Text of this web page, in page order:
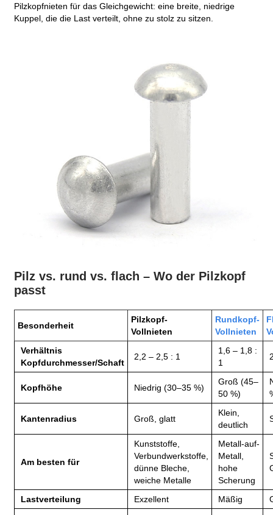
Pilzkopfnieten für das Gleichgewicht: eine breite, niedrige
Kuppel, die die Last verteilt, ohne zu stolz zu sitzen.
Pilz vs. rund vs. flach – Wo der Pilzkopf
passt
Besonderheit
Pilzkopf-
Vollnieten
Rundkopf-
Vollnieten
Verhältnis
Kopfdurchmesser/Schaft
2,2 – 2,5 : 1
1,6 – 1,8 :
1
Kopfhöhe Niedrig (30–35 %)
Groß (45–
50 %)
Kantenradius Groß, glatt
Klein,
deutlich
Am besten für
Kunststoffe,
Verbundwerkstoffe,
dünne Bleche,
weiche Metalle
Metall-auf-
Metall,
hohe
Scherung
Lastverteilung Exzellent Mäßig